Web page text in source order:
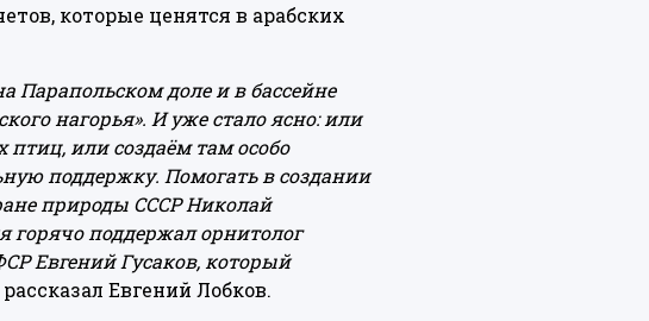
которые ценятся в арабских
Парапольском доле и в бассейне
нагорья». И уже стало ясно: или
или создаём там особо
поддержку. Помогать в создании
природы СССР Николай
поддержал орнитолог
Евгений Гусаков, который
рассказал Евгений Лобков.